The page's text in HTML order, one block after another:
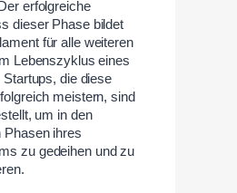
erfolgreiche
dieser Phase bildet
für alle weiteren
Lebenszyklus eines
Startups, die diese
meistern, sind
um in den
Phasen ihres
zu gedeihen und zu